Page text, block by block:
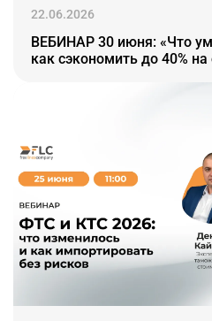
22.06.2026
ВЕБИНАР 30 июня: «Что
как сэкономить до 40%